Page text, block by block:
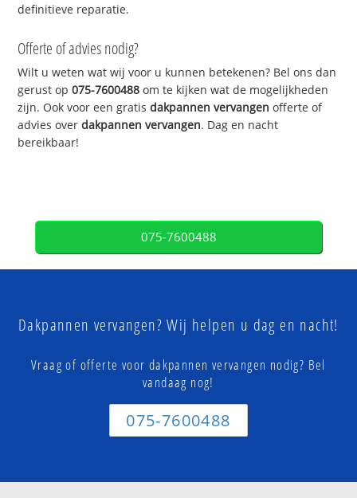
definitieve reparatie.
Offerte of advies nodig?
Wilt u weten wat wij voor u kunnen betekenen? Bel ons dan
gerust op075-7600488 om te kijken wat de mogelijkheden
zijn. Ook voor een gratisdakpannen vervangen offerte of
advies overdakpannen vervangen. Dag en nacht
bereikbaar!
075-7600488
Dakpannen vervangen? Wij helpen u dag en nacht!
Vraag of offerte voor dakpannen vervangen nodig? Bel
vandaag nog!
075-7600488